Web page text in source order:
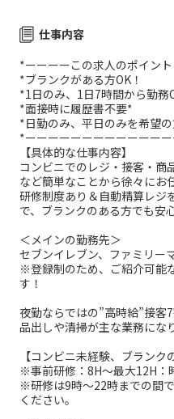
仕事内容
*ーーーーこの求人のポイン
*ブランクがある方OK！
*1日のみ、1日7時間から勤務
*面接時に履歴書不要*
*日勤のみ、平日のみを希望
*ーーーーーーーーーーーー
【具体的な仕事内容】
コンビニでのレジ・接客・商
など簡単なことから徐々にお
研修制度あり＆自動精算レジ
で、ブランクのある方でも安
＜メインの勤務先＞
セブンイレブン、ファミリー
※登録制のため、ご紹介可能
す！
夜勤ならではの”高時給”接客
品出しや清掃が主な業務にな
【コンビニ未経験、ブランク
※事前研修：8H～最大12H：
※研修は9時～22時までの間
ください。